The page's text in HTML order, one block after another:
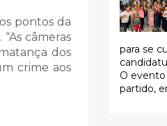
pontos da
câmeras
dos
crime aos
para se
O
partido,